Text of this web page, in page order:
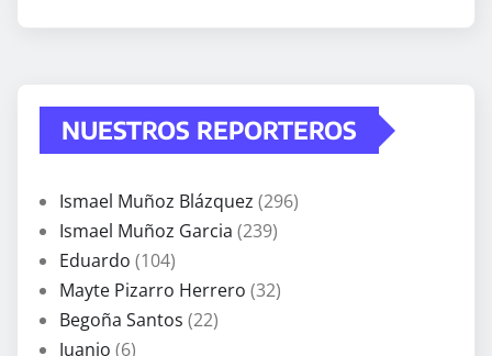
NUESTROS REPORTEROS
Ismael Muñoz Blázquez (296)
Ismael Muñoz Garcia (239)
Eduardo (104)
Mayte Pizarro Herrero (32)
Begoña Santos (22)
Juanjo (6)